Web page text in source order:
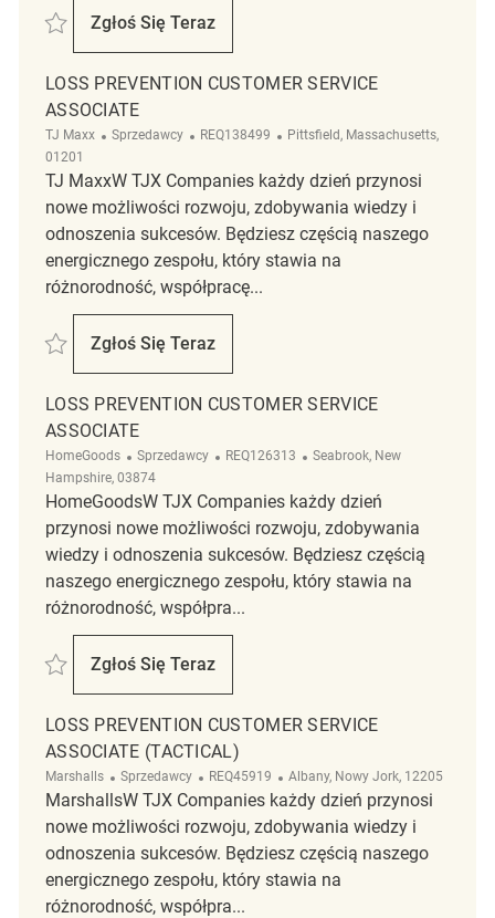
Zapisać Loss Prevention Customer Service Associate REQ134190
Zgłoś Się Teraz
Loss Prevention Customer Service
LOSS PREVENTION CUSTOMER SERVICE
ASSOCIATE
TJ Maxx Kategoria
Sprzedawcy ReqId
REQ138499 Lokalizacja
Pittsfield, Massachusetts,
01201
TJ MaxxW TJX Companies każdy dzień przynosi
nowe możliwości rozwoju, zdobywania wiedzy i
odnoszenia sukcesów. Będziesz częścią naszego
energicznego zespołu, który stawia na
różnorodność, współpracę...
Zapisać Loss Prevention Customer Service Associate REQ138499
Zgłoś Się Teraz
Loss Prevention Customer Service
LOSS PREVENTION CUSTOMER SERVICE
ASSOCIATE
HomeGoods Kategoria
Sprzedawcy ReqId
REQ126313 Lokalizacja
Seabrook, New
Hampshire, 03874
HomeGoodsW TJX Companies każdy dzień
przynosi nowe możliwości rozwoju, zdobywania
wiedzy i odnoszenia sukcesów. Będziesz częścią
naszego energicznego zespołu, który stawia na
różnorodność, współpra...
Zapisać Loss Prevention Customer Service Associate REQ126313
Zgłoś Się Teraz
Loss Prevention Customer Service
LOSS PREVENTION CUSTOMER SERVICE
ASSOCIATE (TACTICAL)
Marshalls Kategoria
Sprzedawcy ReqId
REQ45919 Lokalizacja
Albany, Nowy Jork, 12205
MarshallsW TJX Companies każdy dzień przynosi
nowe możliwości rozwoju, zdobywania wiedzy i
odnoszenia sukcesów. Będziesz częścią naszego
energicznego zespołu, który stawia na
różnorodność, współpra...